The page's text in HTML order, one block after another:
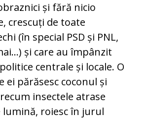
și fără nicio
crescuți de toate
(în special PSD și PNL,
și care au împânzit
centrale și locale. O
ei părăsesc coconul și
insectele atrase
lumină, roiesc în jurul